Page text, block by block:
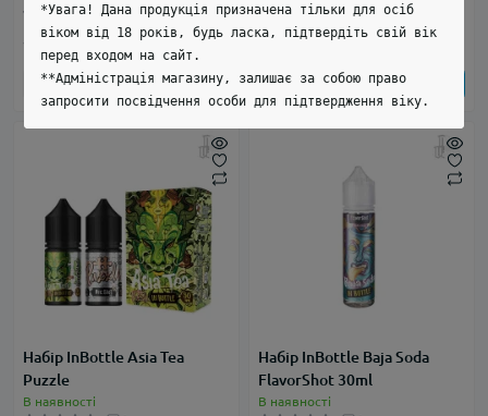
0
360.00 грн
0
360.00 грн
Набір InBottle Asia Tea
Puzzle
В наявності
Набір InBottle Baja Soda
FlavorShot 30ml
В наявності
*Увага! Дана продукція призначена тільки для осіб
віком від 18 років, будь ласка, підтвердіть свій вік
перед входом на сайт.
**Адміністрація магазину, залишає за собою право
запросити посвідчення особи для підтвердження віку.